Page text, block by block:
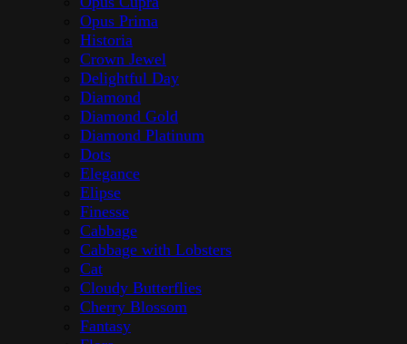
Opus Prima
Historia
Crown Jewel
Delightful Day
Diamond
Diamond Gold
Diamond Platinum
Dots
Elegance
Elipse
Finesse
Cabbage
Cabbage with Lobsters
Cat
Cloudy Butterflies
Cherry Blossom
Fantasy